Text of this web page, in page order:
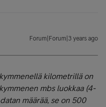
Forum|Forum|3 years ago
kilometrillä on
mbs luokkaa (4-
määrää, se on 500